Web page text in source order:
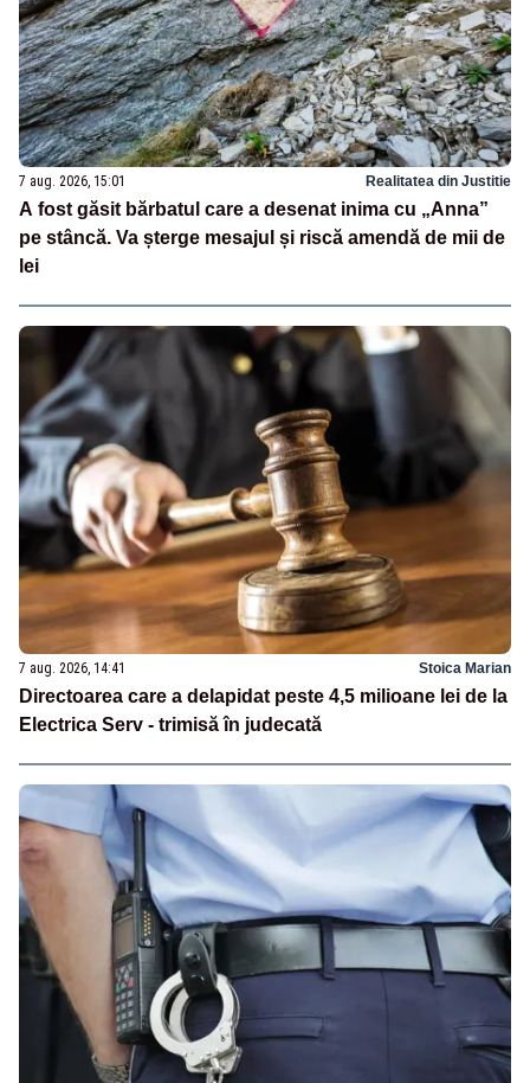
7 aug. 2026, 15:01 Realitatea din Justitie
A fost găsit bărbatul care a desenat inima cu „Anna”
pe stâncă. Va șterge mesajul și riscă amendă de mii de
lei
7 aug. 2026, 14:41 Stoica Marian
Directoarea care a delapidat peste 4,5 milioane lei de la
Electrica Serv - trimisă în judecată